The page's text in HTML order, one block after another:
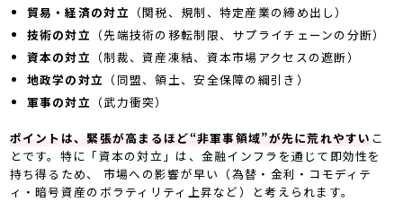
貿易・経済の対立 （関税、規制、特定産業の締め出し）
技術の対立 （先端技術の移転制限、サプライチェーンの分断）
資本の対立 （制裁、資産凍結、資本市場アクセスの遮断）
地政学の対立 （同盟、領土、安全保障の綱引き）
軍事の対立 （武力衝突）
ポイントは、緊張が高まるほど“非軍事領域”が先に荒れやすい こ
とです。特に「資本の対立」は、金融インフラを通じて即効性を
持ち得るため、 市場への影響が早い（為替・金利・コモディテ
ィ・暗号資産のボラティリティ上昇など）と考えられます。